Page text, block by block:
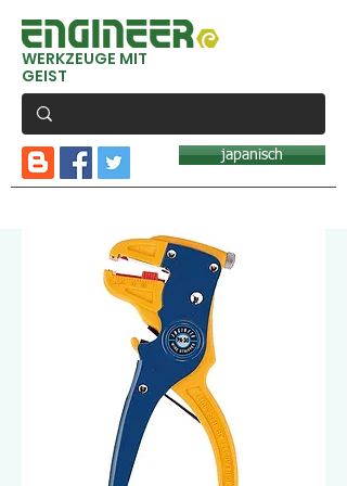
WERKZEUGE MIT
GEIST
japanisch